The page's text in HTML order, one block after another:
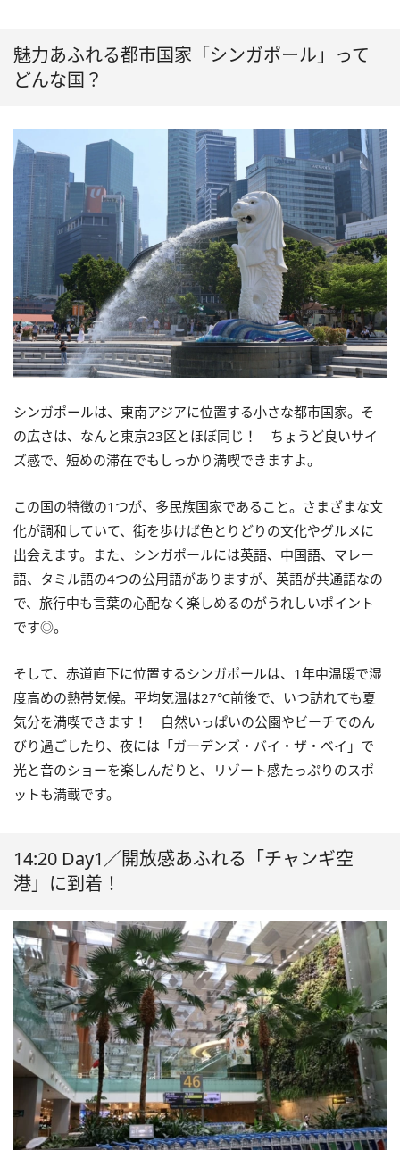
魅力あふれる都市国家「シンガポール」って
どんな国？
シンガポールは、東南アジアに位置する小さな都市国家。そ
の広さは、なんと東京23区とほぼ同じ！ ちょうど良いサイ
ズ感で、短めの滞在でもしっかり満喫できますよ。
この国の特徴の1つが、多民族国家であること。さまざまな文
化が調和していて、街を歩けば色とりどりの文化やグルメに
出会えます。また、シンガポールには英語、中国語、マレー
語、タミル語の4つの公用語がありますが、英語が共通語なの
で、旅行中も言葉の心配なく楽しめるのがうれしいポイント
です◎。
そして、赤道直下に位置するシンガポールは、1年中温暖で湿
度高めの熱帯気候。平均気温は27℃前後で、いつ訪れても夏
気分を満喫できます！ 自然いっぱいの公園やビーチでのん
びり過ごしたり、夜には「ガーデンズ・バイ・ザ・ベイ」で
光と音のショーを楽しんだりと、リゾート感たっぷりのスポ
ットも満載です。
14:20 Day1／開放感あふれる「チャンギ空
港」に到着！